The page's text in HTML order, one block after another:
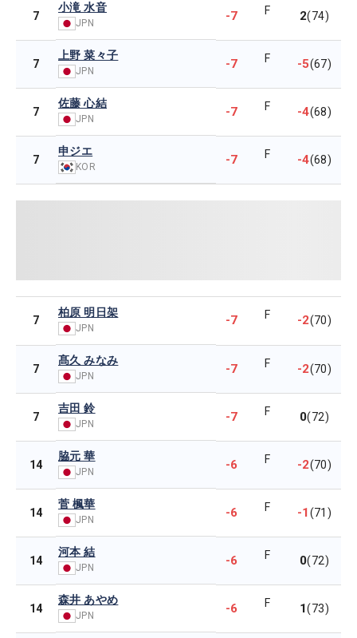
7
小滝 水音
JPN -7 F 2(74)
7
上野 菜々子
JPN -7 F -5(67)
7
佐藤 心結
JPN -7 F -4(68)
7
申ジエ
KOR -7 F -4(68)
7
柏原 明日架
JPN
-7 F -2(70)
7
髙久 みなみ
JPN -7 F -2(70)
7
吉田 鈴
JPN -7 F 0(72)
14
脇元 華
JPN -6 F -2(70)
14
菅 楓華
JPN -6 F -1(71)
14
河本 結
JPN -6 F 0(72)
14
森井 あやめ
JPN -6 F 1(73)